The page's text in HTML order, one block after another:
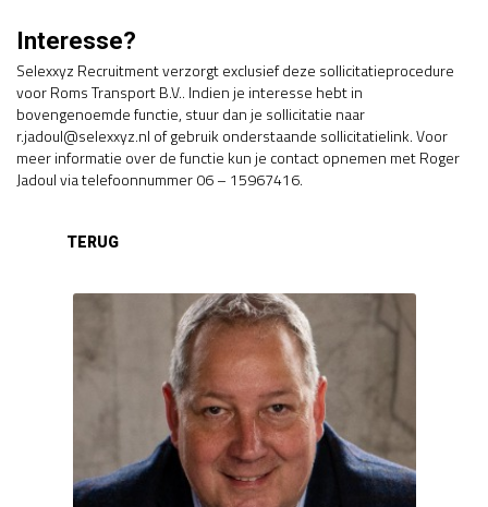
Interesse?
Selexxyz Recruitment verzorgt exclusief deze sollicitatieprocedure
voor Roms Transport B.V.. Indien je interesse hebt in
bovengenoemde functie, stuur dan je sollicitatie naar
r.jadoul@selexxyz.nl of gebruik onderstaande sollicitatielink. Voor
meer informatie over de functie kun je contact opnemen met Roger
Jadoul via telefoonnummer 06 – 15967416.